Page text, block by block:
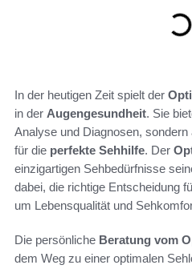
In der heutigen Zeit spielt der
in der Augengesundheit. Sie
Analyse und Diagnosen, sondern
für die perfekte Sehhilfe. Der
einzigartigen Sehbedürfnisse
dabei, die richtige Entscheidung
um Lebensqualität und
Die persönliche Beratung vom
dem Weg zu einer optimalen